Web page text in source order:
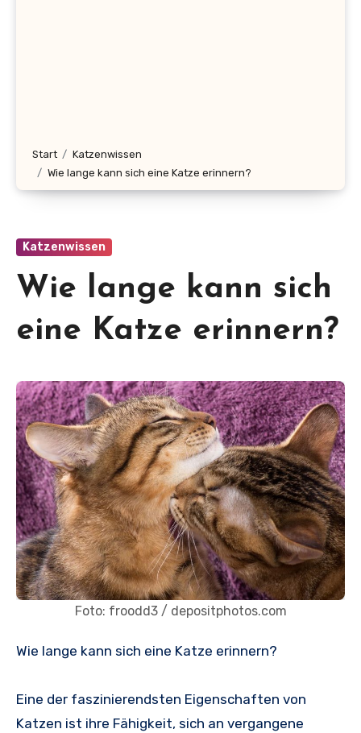
Start
Katzenwissen
Wie lange kann sich eine Katze erinnern?
Katzenwissen
Wie lange kann sich
eine Katze erinnern?
Foto: froodd3 / depositphotos.com
Wie lange kann sich eine Katze erinnern?
Eine der faszinierendsten Eigenschaften von
Katzen ist ihre Fähigkeit, sich an vergangene